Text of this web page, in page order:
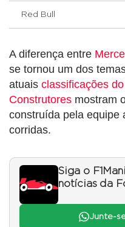
Red Bull
A diferença entre
se tornou um dos
atuais classificações
Construtores mostram
construída pela equipe
corridas.
Siga o
notícias da
Junte-